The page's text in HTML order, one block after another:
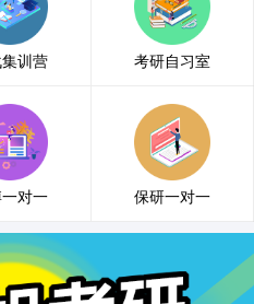
训营 考研自习室
对一 保研一对一